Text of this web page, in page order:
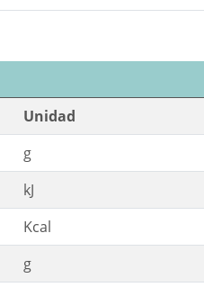
Unidad
g
kJ
Kcal
g